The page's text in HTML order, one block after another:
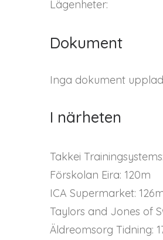
Lägenheter:
Dokument
Inga dokument
I närheten
Takkei
Förskolan Eira: 120m
ICA Supermarket:
Taylors and Jones of
Äldreomsorg Tidning: